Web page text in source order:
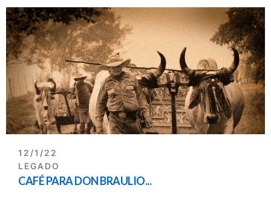
12/1/22
LEGADO
CAFÉ PARA DON BRAULIO...